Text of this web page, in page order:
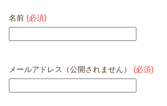
名前 (必須)
メールアドレス（公開されません） (必須)